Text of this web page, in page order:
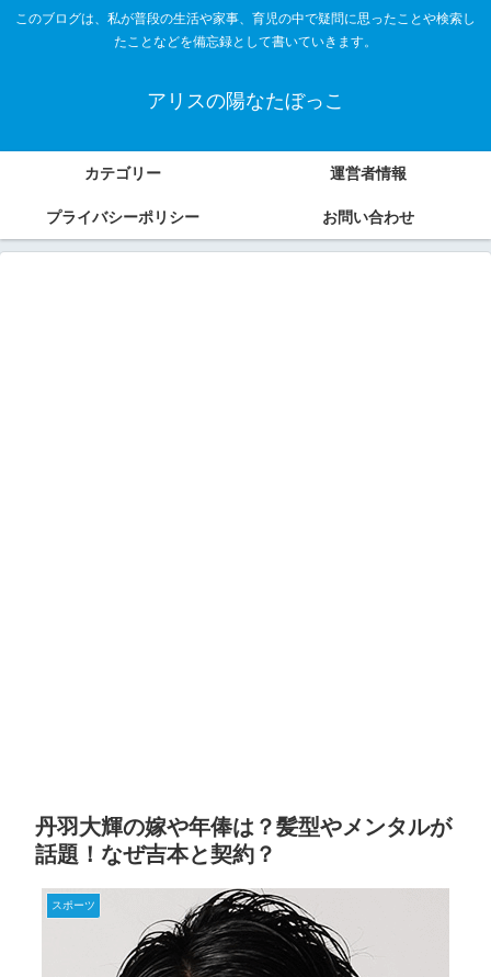
このブログは、私が普段の生活や家事、育児の中で疑問に思ったことや検索し
たことなどを備忘録として書いていきます。
アリスの陽なたぼっこ
カテゴリー 運営者情報
プライバシーポリシー お問い合わせ
丹羽大輝の嫁や年俸は？髪型やメンタルが
話題！なぜ吉本と契約？
スポーツ